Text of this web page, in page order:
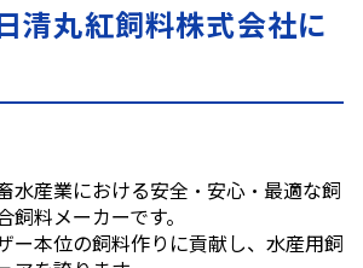
清丸紅飼料株式会社に
水産業における安全・安心・最適な飼
料メーカーです。
ー本位の飼料作りに貢献し、水産用飼